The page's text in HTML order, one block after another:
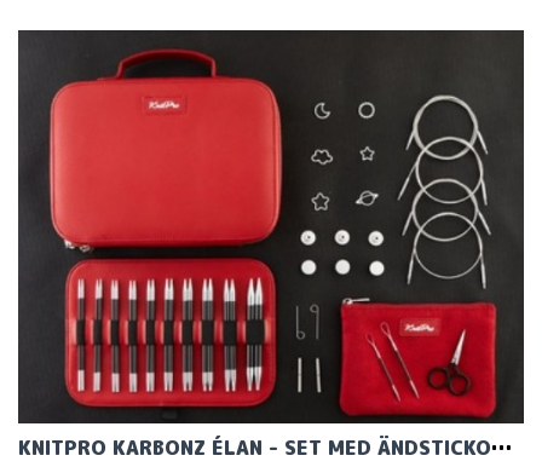
KNITPRO KARBONZ ÉLAN - SET MED ÄNDSTICKOR (10 PAR, 13 CM)